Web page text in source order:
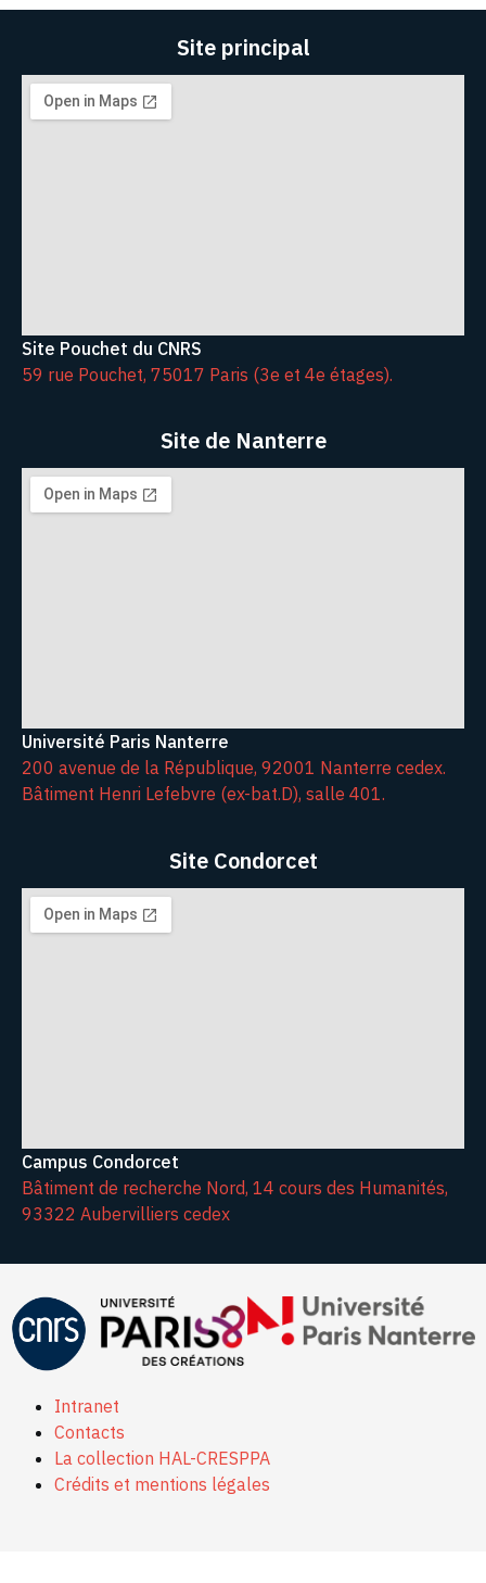
Site principal
Site Pouchet du CNRS
59 rue Pouchet, 75017 Paris (3e et 4e étages).
Site de Nanterre
Université Paris Nanterre
200 avenue de la République, 92001 Nanterre cedex.
Bâtiment Henri Lefebvre (ex-bat.D), salle 401.
Site Condorcet
Campus Condorcet
Bâtiment de recherche Nord, 14 cours des Humanités,
93322 Aubervilliers cedex
Intranet
Contacts
La collection HAL-CRESPPA
Crédits et mentions légales